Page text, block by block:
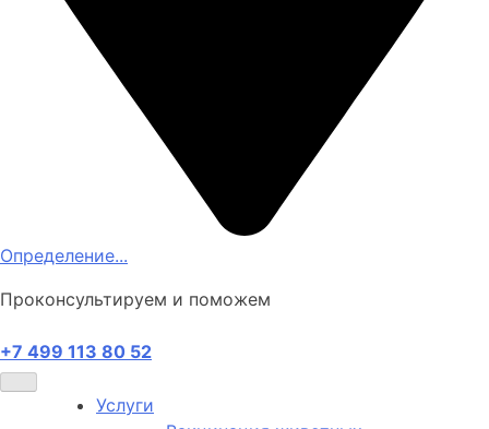
Определение...
Проконсультируем и поможем
+7 499 113 80 52
Услуги